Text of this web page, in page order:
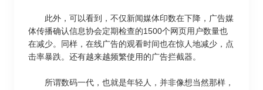
此外，可以看到，不仅新闻媒体印数在下降，广告媒
体传播确认信息协会定期检查的1500个网页用户数量也
在减少。同样，在线广告的观看时间也在惊人地减少，点
击率暴跌。还有越来越频繁使用的广告拦截器。
所谓数码一代，也就是年轻人，并非像想当然那样，